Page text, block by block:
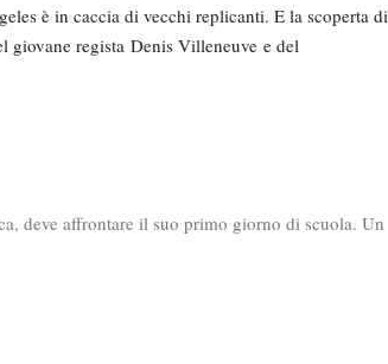
è in caccia di vecchi replicanti. E la scoperta di
giovane regista Denis Villeneuve e del
deve affrontare il suo primo giorno di scuola. Un